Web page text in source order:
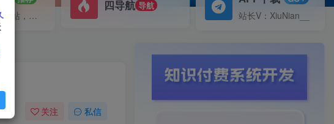
搭建同款网站，自己当老板
四导航 导航
站长V：XiuNian__
关注 私信